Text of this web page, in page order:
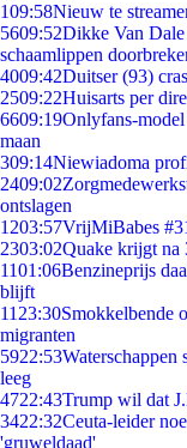
109:58Nieuw te
5609:52Dikke Van
schaamlippen
4009:42Duitser (93)
2509:22Huisarts per
6609:19Onlyfans-
maan
309:14Niewiadoma
2409:02
ontslagen
1203:57VrijMiBabes
2303:02Quake krijgt na
1101:06Benzineprijs
blijft
11 23:30Smokkelbende
migranten
5922:53Waterschappen
leeg
4722:43Trump wil dat
3422:32Ceuta-leider
'gruweldaad'